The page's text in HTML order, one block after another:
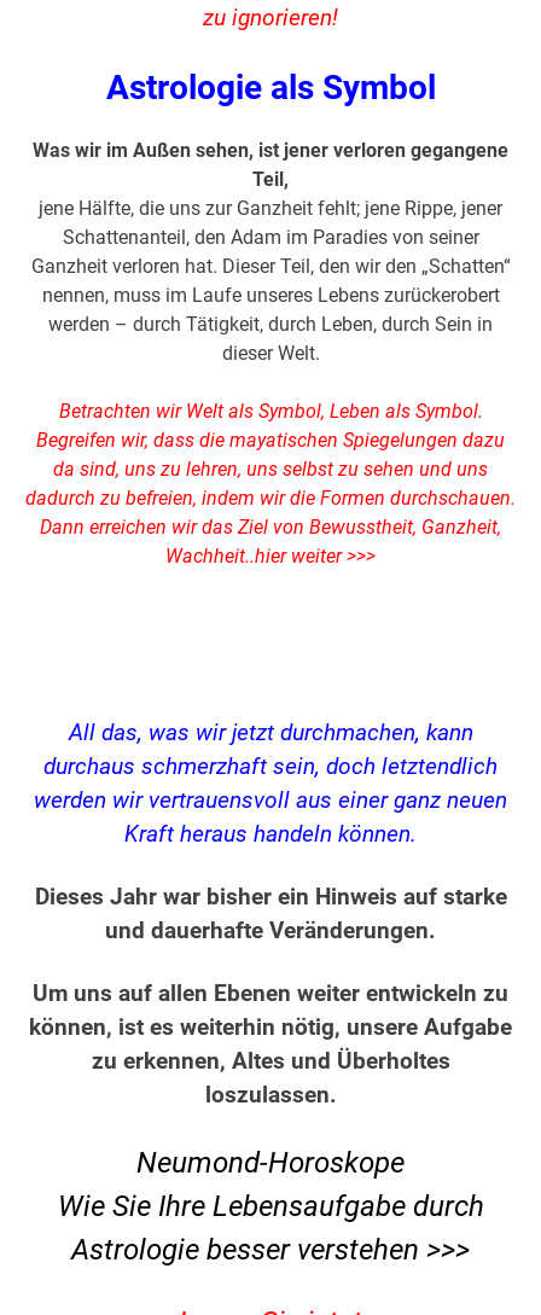
zu ignorieren!
Astrologie als Symbol
Was wir im Außen sehen, ist jener verloren gegangene
Teil,
jene Hälfte, die uns zur Ganzheit fehlt; jene Rippe, jener
Schattenanteil, den Adam im Paradies von seiner
Ganzheit verloren hat. Dieser Teil, den wir den „Schatten“
nennen, muss im Laufe unseres Lebens zurückerobert
werden – durch Tätigkeit, durch Leben, durch Sein in
dieser Welt.
Betrachten wir Welt als Symbol, Leben als Symbol.
Begreifen wir, dass die mayatischen Spiegelungen dazu
da sind, uns zu lehren, uns selbst zu sehen und uns
dadurch zu befreien, indem wir die Formen durchschauen.
Dann erreichen wir das Ziel von Bewusstheit, Ganzheit,
Wachheit..hier weiter >>>
All das, was wir jetzt durchmachen, kann
durchaus schmerzhaft sein, doch letztendlich
werden wir vertrauensvoll aus einer ganz neuen
Kraft heraus handeln können.
Dieses Jahr war bisher ein Hinweis auf starke
und dauerhafte Veränderungen.
Um uns auf allen Ebenen weiter entwickeln zu
können, ist es weiterhin nötig, unsere Aufgabe
zu erkennen, Altes und Überholtes
loszulassen.
Neumond-Horoskope
Wie Sie Ihre Lebensaufgabe durch
Astrologie besser verstehen >>>